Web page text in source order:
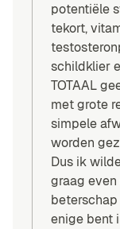
potentiële
tekort,
schildklier
TOTAAL
met grote
simpele
worden
Dus ik
graag
enige bent